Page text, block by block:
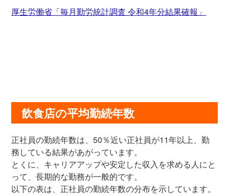
厚生労働省「毎月勤労統計調査 令和4年分結果確報」
飲食店の平均勤続年数
正社員の勤続年数は、50％近い正社員が11年以上、勤
務している結果があがっています。
とくに、キャリアアップや安定した収入を求める人にと
って、長期的な勤務が一般的です。
以下の表は、正社員の勤続年数の分布を示しています。